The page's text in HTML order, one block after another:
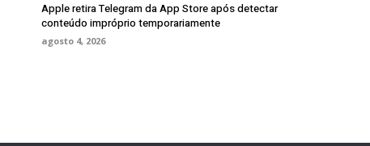
Apple retira Telegram da App Store após detectar
conteúdo impróprio temporariamente
agosto 4, 2026